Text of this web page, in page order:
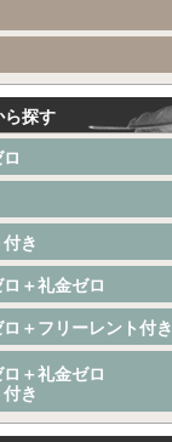
ら探す
き
＋礼金ゼロ
＋フリーレント付き
＋礼金ゼロ
き